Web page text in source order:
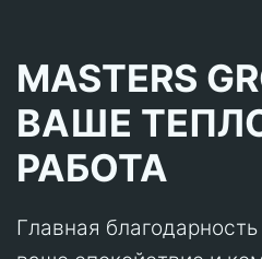
MASTERS
ВАШЕ
РАБОТА
Главная